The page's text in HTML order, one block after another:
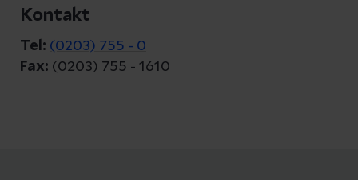
Kontakt
Tel: (0203) 755 - 0
Fax: (0203) 755 - 1610